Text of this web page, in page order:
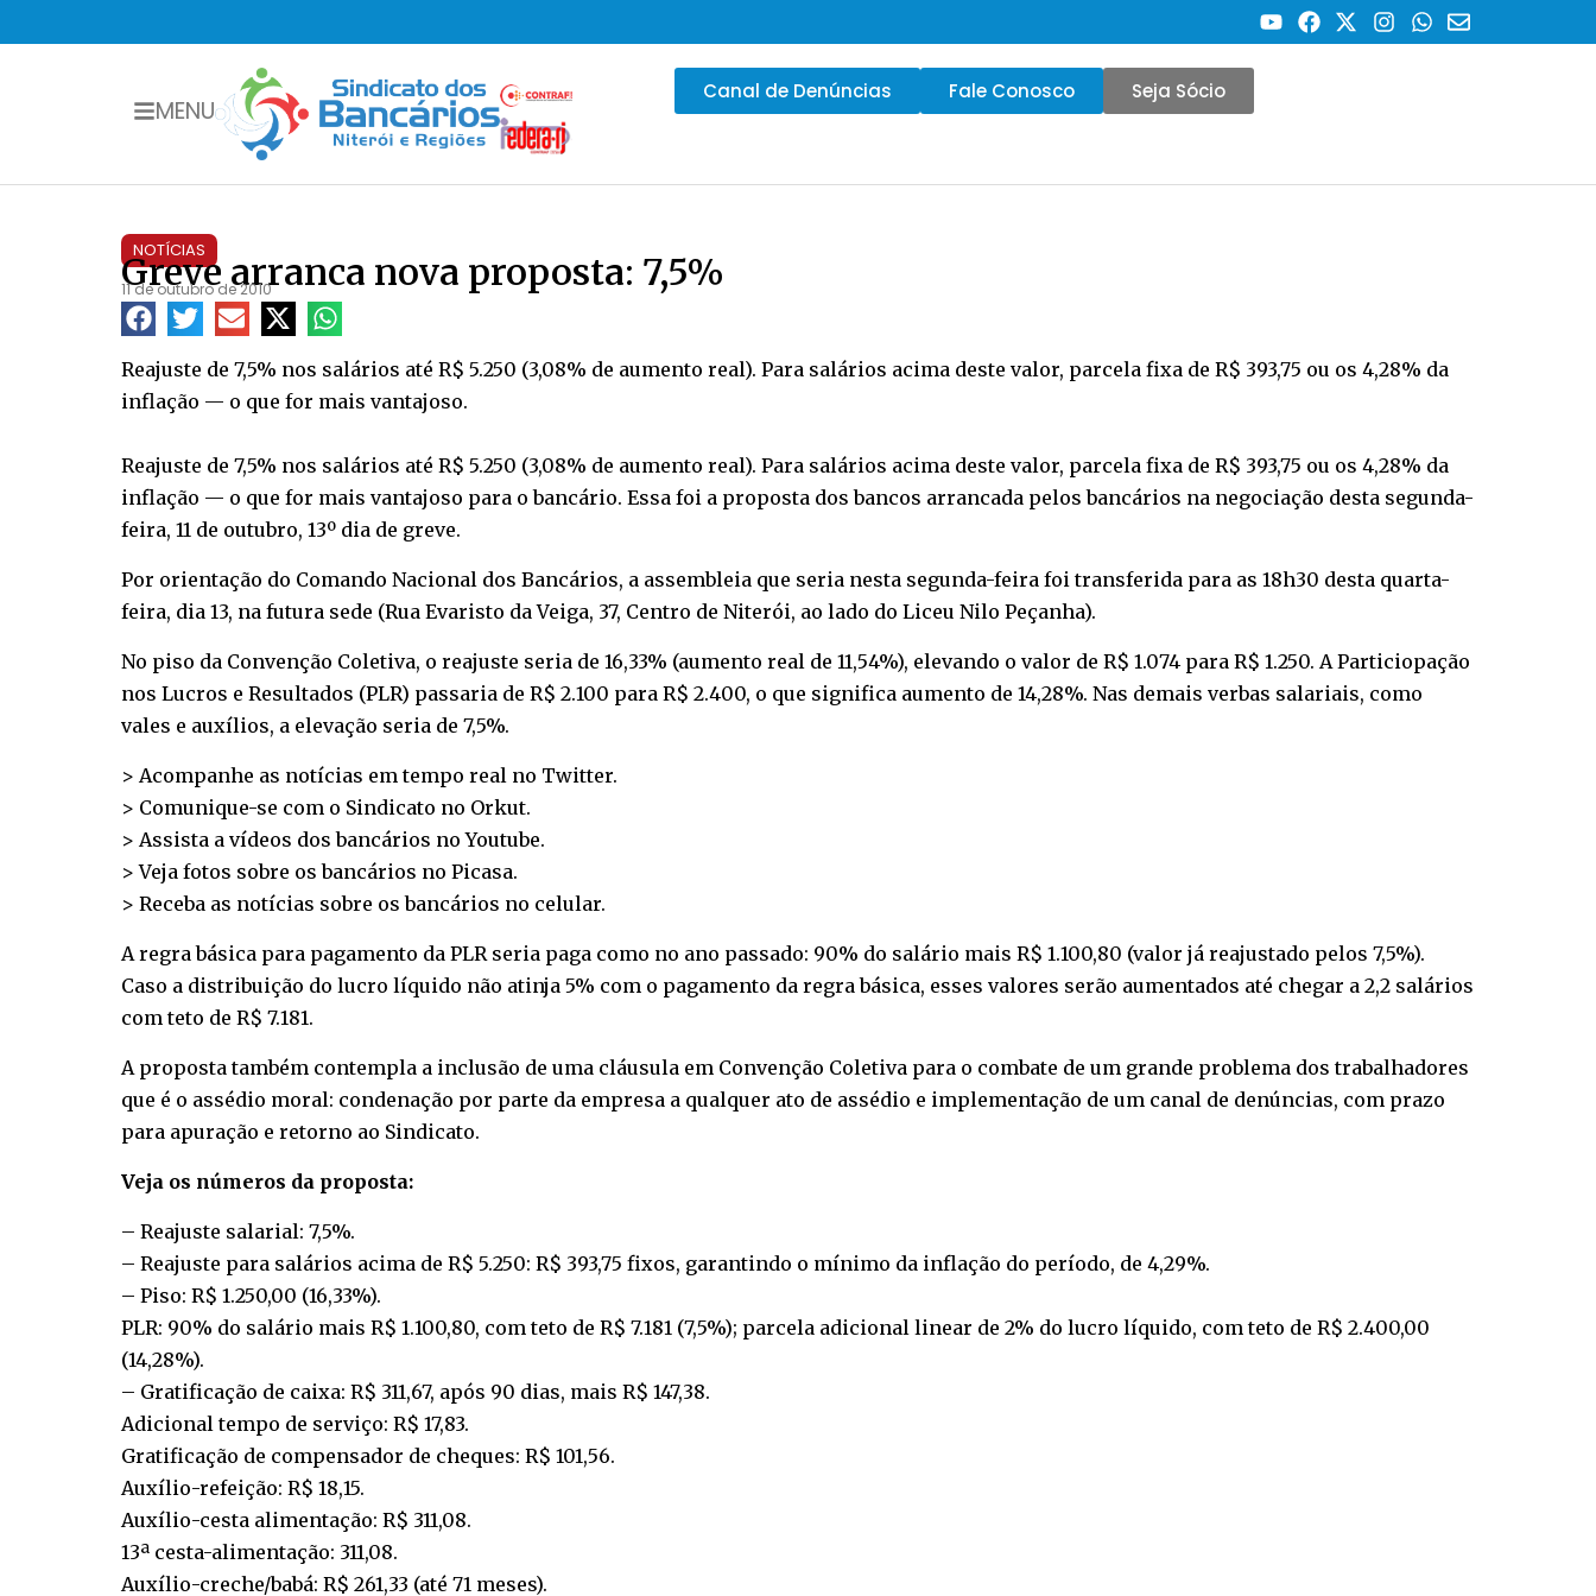
MENU
Canal de Denúncias Fale Conosco Seja Sócio
NOTÍCIAS
Greve arranca nova proposta: 7,5%
11 de outubro de 2010
Reajuste de 7,5% nos salários até R$ 5.250 (3,08% de aumento real). Para salários acima deste valor, parcela fixa de R$ 393,75 ou os 4,28% da
inflação — o que for mais vantajoso.
Reajuste de 7,5% nos salários até R$ 5.250 (3,08% de aumento real). Para salários acima deste valor, parcela fixa de R$ 393,75 ou os 4,28% da
inflação — o que for mais vantajoso para o bancário. Essa foi a proposta dos bancos arrancada pelos bancários na negociação desta segunda-
feira, 11 de outubro, 13º dia de greve.
Por orientação do Comando Nacional dos Bancários, a assembleia que seria nesta segunda-feira foi transferida para as 18h30 desta quarta-
feira, dia 13, na futura sede (Rua Evaristo da Veiga, 37, Centro de Niterói, ao lado do Liceu Nilo Peçanha).
No piso da Convenção Coletiva, o reajuste seria de 16,33% (aumento real de 11,54%), elevando o valor de R$ 1.074 para R$ 1.250. A Particiopação
nos Lucros e Resultados (PLR) passaria de R$ 2.100 para R$ 2.400, o que significa aumento de 14,28%. Nas demais verbas salariais, como
vales e auxílios, a elevação seria de 7,5%.
> Acompanhe as notícias em tempo real no Twitter.
> Comunique-se com o Sindicato no Orkut.
> Assista a vídeos dos bancários noYoutube.
> Veja fotos sobre os bancários no Picasa.
> Receba as notícias sobre os bancários no celular.
A regra básica para pagamento da PLR seria paga como no ano passado: 90% do salário mais R$ 1.100,80 (valor já reajustado pelos 7,5%).
Caso a distribuição do lucro líquido não atinja 5% com o pagamento da regra básica, esses valores serão aumentados até chegar a 2,2 salários
com teto de R$ 7.181.
A proposta também contempla a inclusão de uma cláusula em Convenção Coletiva para o combate de um grande problema dos trabalhadores
que é o assédio moral: condenação por parte da empresa a qualquer ato de assédio e implementação de um canal de denúncias, com prazo
para apuração e retorno ao Sindicato.
Veja os números da proposta:
– Reajuste salarial: 7,5%.
– Reajuste para salários acima de R$ 5.250: R$ 393,75 fixos, garantindo o mínimo da inflação do período, de 4,29%.
– Piso: R$ 1.250,00 (16,33%).
PLR: 90% do salário mais R$ 1.100,80, com teto de R$ 7.181 (7,5%); parcela adicional linear de 2% do lucro líquido, com teto de R$ 2.400,00
(14,28%).
– Gratificação de caixa: R$ 311,67, após 90 dias, mais R$ 147,38.
Adicional tempo de serviço: R$ 17,83.
Gratificação de compensador de cheques: R$ 101,56.
Auxílio-refeição: R$ 18,15.
Auxílio-cesta alimentação: R$ 311,08.
13ª cesta-alimentação: 311,08.
Auxílio-creche/babá: R$ 261,33 (até 71 meses).